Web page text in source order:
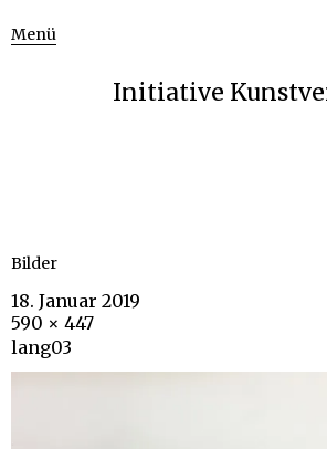
Menü
Initiative
Bilder
18. Januar 2019
590 × 447
lang03